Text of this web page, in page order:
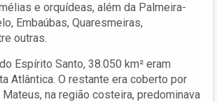
e orquídeas, além da Palmeira-
Embaúbas, Quaresmeiras,
outras.
Espírito Santo, 38.050 km² eram
Atlântica. O restante era coberto por
Mateus, na região costeira, predominava